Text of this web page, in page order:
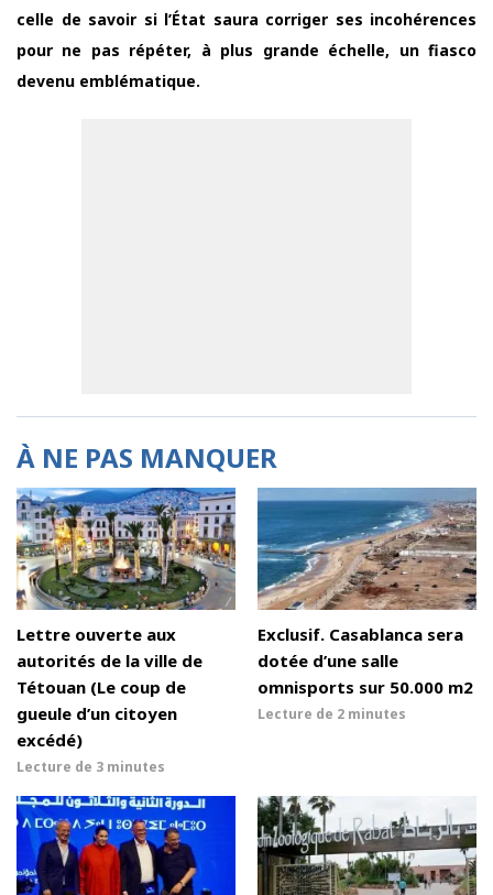
celle de savoir si l’État saura corriger ses incohérences
pour ne pas répéter, à plus grande échelle, un fiasco
devenu emblématique.
À NE PAS MANQUER
Lettre ouverte aux
autorités de la ville de
Tétouan (Le coup de
gueule d’un citoyen
excédé)
Lecture de 3 minutes
Exclusif. Casablanca sera
dotée d’une salle
omnisports sur 50.000 m2
Lecture de 2 minutes